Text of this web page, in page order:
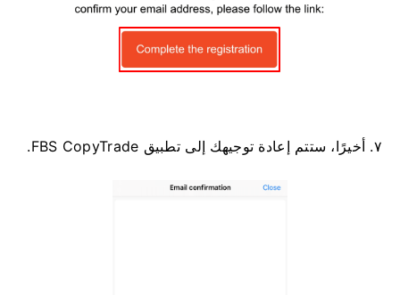
٧. أخيرًا، ستتم إعادة توجيهك إلى تطبيق FBS CopyTrade.